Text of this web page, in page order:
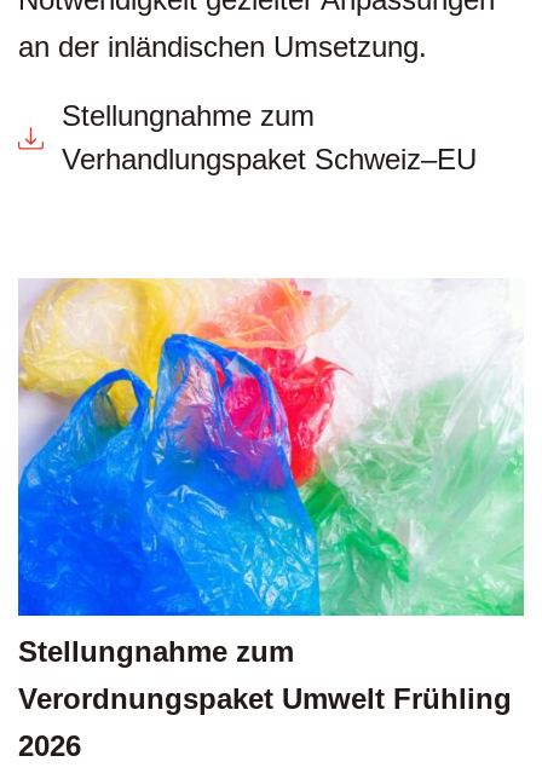
an der inländischen Umsetzung.
Stellungnahme zum
Verhandlungspaket Schweiz–EU
Stellungnahme zum
Verordnungspaket Umwelt Frühling
2026